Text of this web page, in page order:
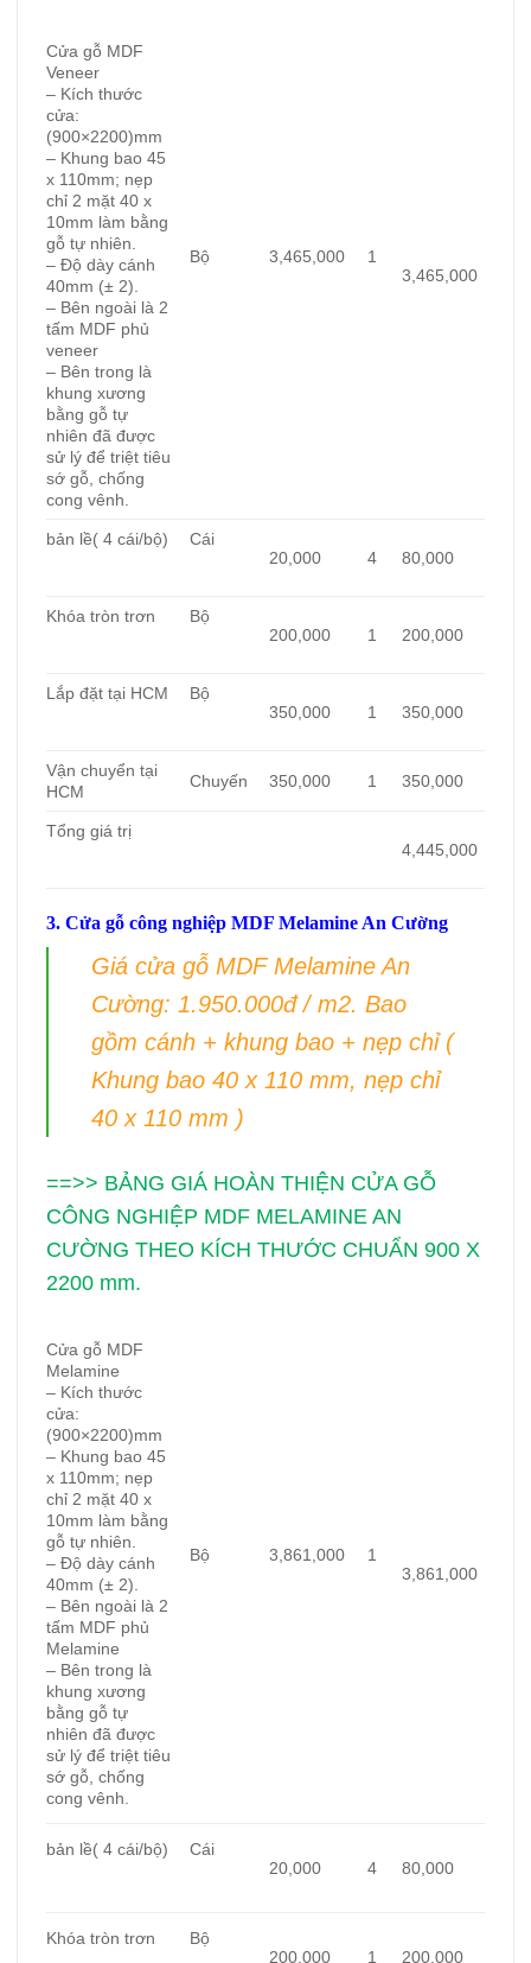
Cửa gỗ MDF
Veneer
– Kích thước
cửa:
(900×2200)mm
– Khung bao 45
x 110mm; nẹp
chỉ 2 mặt 40 x
10mm làm bằng
gỗ tự nhiên.
– Độ dày cánh
40mm (± 2).
– Bên ngoài là 2
tấm MDF phủ
veneer
– Bên trong là
khung xương
bằng gỗ tự
nhiên đã được
sử lý để triệt tiêu
sớ gỗ, chống
cong vênh.
Bộ 3,465,000
1
3,465,000
bản lề( 4 cái/bộ)
Cái
20,000
4 80,000
Khóa tròn trơn
Bộ
200,000
1 200,000
Lắp đặt tại HCM
Bộ
350,000
1 350,000
Vận chuyển tại
HCM
Chuyến 350,000 1 350,000
Tổng giá trị
4,445,000
3. Cửa gỗ công nghiệp MDF Melamine An Cường
Giá cửa gỗ MDF Melamine An
Cường: 1.950.000đ / m2. Bao
gồm cánh + khung bao + nẹp chỉ (
Khung bao 40 x 110 mm, nẹp chỉ
40 x 110 mm )
==>> BẢNG GIÁ HOÀN THIỆN CỬA GỖ
CÔNG NGHIỆP MDF MELAMINE AN
CƯỜNG THEO KÍCH THƯỚC CHUẨN 900 X
2200 mm.
Cửa gỗ MDF
Melamine
– Kích thước
cửa:
(900×2200)mm
– Khung bao 45
x 110mm; nẹp
chỉ 2 mặt 40 x
10mm làm bằng
gỗ tự nhiên.
– Độ dày cánh
40mm (± 2).
– Bên ngoài là 2
tấm MDF phủ
Melamine
– Bên trong là
khung xương
bằng gỗ tự
nhiên đã được
sử lý để triệt tiêu
sớ gỗ, chống
cong vênh.
Bộ 3,861,000
1
3,861,000
bản lề( 4 cái/bộ)
Cái
20,000
4 80,000
Khóa tròn trơn
Bộ
200,000
1 200,000